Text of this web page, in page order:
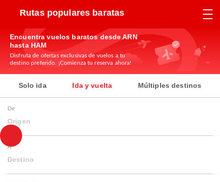
Rutas populares baratas
Encuentra vuelos baratos desde ARN
hasta HAM
Disfruta de ofertas exclusivas de vuelos a tu
destino preferido. ¡Comienza tu reserva ahora!
Solo ida Ida y vuelta Múltiples destinos
De
Origen
A
Destino